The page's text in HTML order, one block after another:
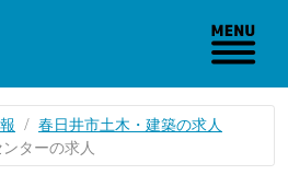
春日井市土木・建築の求人
ターの求人